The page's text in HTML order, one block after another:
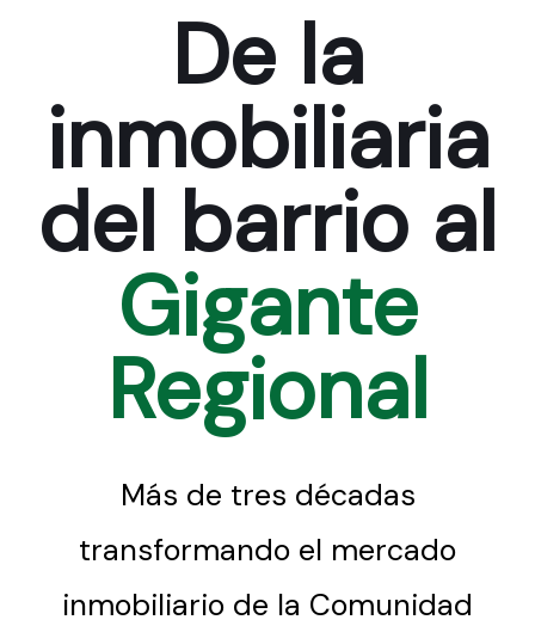
De la
inmobiliaria
del barrio al
Gigante
Regional
Más de tres décadas
transformando el mercado
inmobiliario de la Comunidad